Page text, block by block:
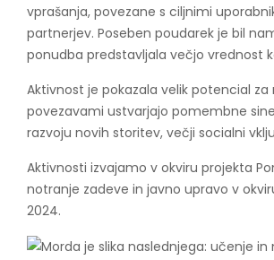
vprašanja, povezane s ciljnimi
partnerjev. Poseben poudarek je bil
ponudba predstavljala večjo vrednost
Aktivnost je pokazala velik potencial
povezavami ustvarjajo pomembne
razvoju novih storitev, večji socialni
Aktivnosti izvajamo v okviru projekta
notranje zadeve in javno upravo v
2024.